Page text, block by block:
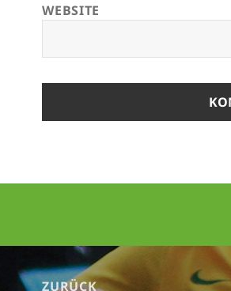
WEBSITE
ZURÜCK